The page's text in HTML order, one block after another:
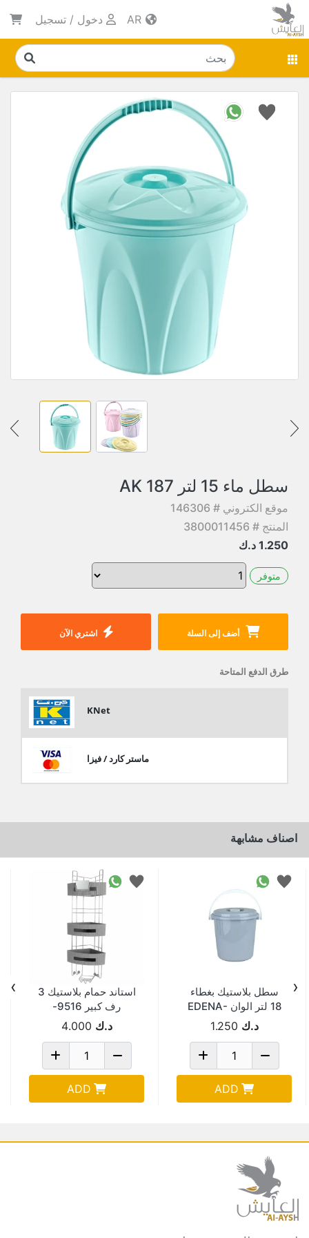
دخول / تسجيل
سطل ماء 15 لتر AK 187
موقع الكتروني # 146306
المنتج # 3800011456
1.250 د.ك
متوفر
أضف إلى السلة اشتري الآن
طرق الدفع المتاحة
KNet
ماستر كارد / فيزا
اصناف مشابهة
سطل بلاستيك بغطاء
18 لتر الوان EDENA-
2004د.ك 1.250
ADD
استاند حمام بلاستيك 3
رف كبير 9516-
BOZENد.ك 4.000
ADD
‹
›